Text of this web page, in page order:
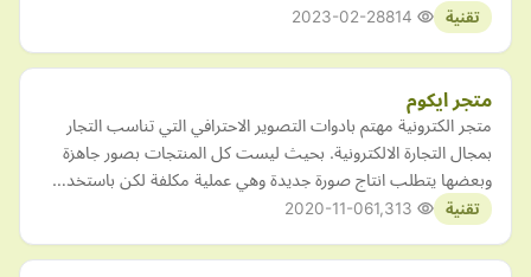
تقنية 2023-02-28
متجر ايكوم
متجر الكترونية مهتم بادوات التصوير الاحترافي التي تناسب التجار
بمجال التجارة الالكترونية. بحيث ليست كل المنتجات بصور جاهزة
وبعضها يتطلب انتاج صورة جديدة وهي عملية مكلفة لكن باستخد…
تقنية 2020-11-06